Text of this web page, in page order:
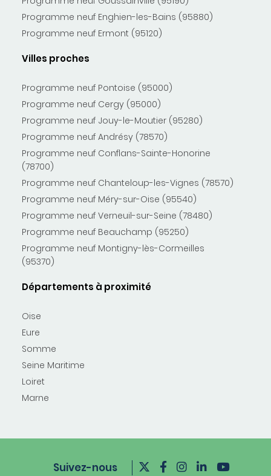
Programme neuf Enghien-les-Bains (95880)
Programme neuf Ermont (95120)
Villes proches
Programme neuf Pontoise (95000)
Programme neuf Cergy (95000)
Programme neuf Jouy-le-Moutier (95280)
Programme neuf Andrésy (78570)
Programme neuf Conflans-Sainte-Honorine
(78700)
Programme neuf Chanteloup-les-Vignes (78570)
Programme neuf Méry-sur-Oise (95540)
Programme neuf Verneuil-sur-Seine (78480)
Programme neuf Beauchamp (95250)
Programme neuf Montigny-lès-Cormeilles
(95370)
Départements à proximité
Oise
Eure
Somme
Seine Maritime
Loiret
Marne
Suivez-nous